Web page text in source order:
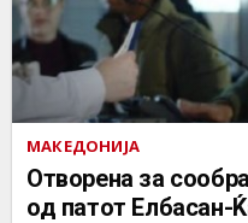
МАКЕДОНИЈА
Отворена за
од патот Елбасан-